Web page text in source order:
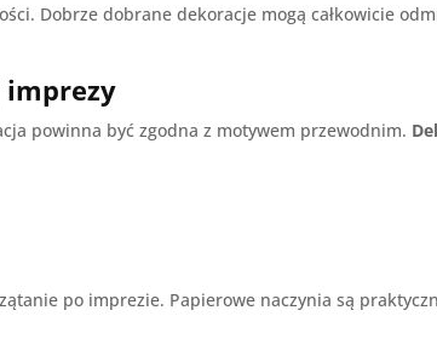
Dobrze dobrane dekoracje mogą całkowicie
imprezy
powinna być zgodna z motywem przewodnim.
po imprezie. Papierowe naczynia są